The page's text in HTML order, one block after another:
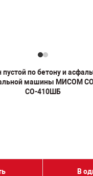
пустой по бетону и
машины МИСОМ
СО-410ШБ
В